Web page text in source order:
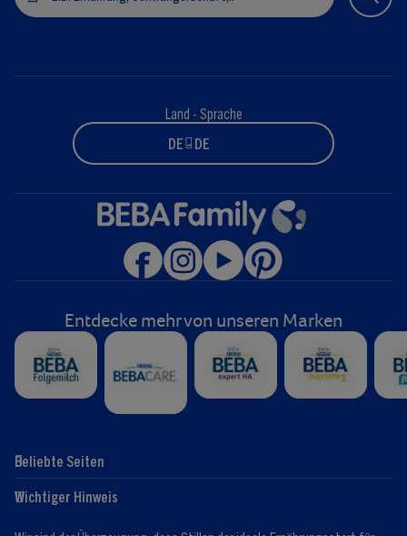
Land - Sprache
DE - DE
Entdecke mehr von unseren Marken
Beliebte Seiten
Hilfe
Expert:innen
Kontaktformular
Club-Info
Wichtiger Hinweis